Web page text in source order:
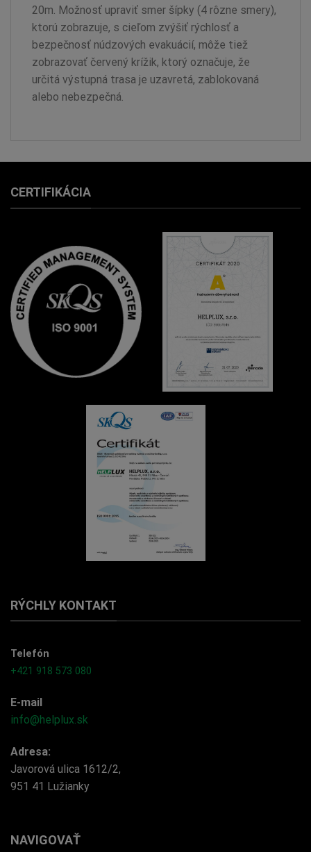
20m. Možnosť upraviť smer šípky (4 rôzne smery),
ktorú zobrazuje, s cieľom zvýšiť rýchlosť a
bezpečnosť núdzových evakuácií, môže tiež
zobrazovať červený krížik, ktorý označuje, že
určitá výstupná trasa je uzavretá, zablokovaná
alebo nebezpečná.
CERTIFIKÁCIA
RÝCHLY KONTAKT
Telefón
+421 918 573 080
E-mail
info@helplux.sk
Adresa:
Javorová ulica 1612/2,
951 41 Lužianky
NAVIGOVAŤ